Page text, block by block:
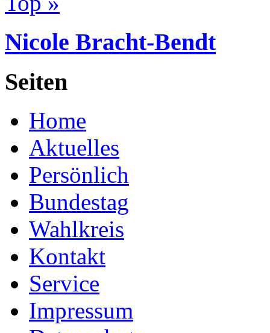
Nicole Bracht-Bendt
Seiten
Home
Aktuelles
Persönlich
Bundestag
Wahlkreis
Kontakt
Service
Impressum